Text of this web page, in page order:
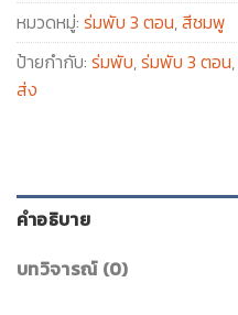
หมวดหมู่: ร่มพับ 3 ตอน,สีชมพู
ป้ายกำกับ: ร่มพับ,ร่มพับ 3 ตอน,
ส่ง
คำอธิบาย
บทวิจารณ์ (0)